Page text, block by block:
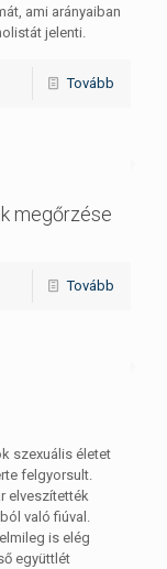
ami arányaiban
jelenti.
Tovább
megőrzése
Tovább
szexuális életet
felgyorsult.
elveszítették
való fiúval.
is elég
együttlét